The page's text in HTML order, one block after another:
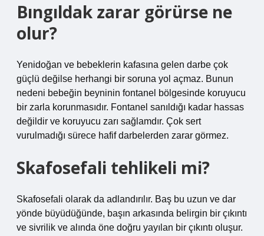
Bıngıldak zarar görürse ne
olur?
Yenidoğan ve bebeklerin kafasına gelen darbe çok
güçlü değilse herhangi bir soruna yol açmaz. Bunun
nedeni bebeğin beyninin fontanel bölgesinde koruyucu
bir zarla korunmasıdır. Fontanel sanıldığı kadar hassas
değildir ve koruyucu zarı sağlamdır. Çok sert
vurulmadığı sürece hafif darbelerden zarar görmez.
Skafosefali tehlikeli mi?
Skafosefali olarak da adlandırılır. Baş bu uzun ve dar
yönde büyüdüğünde, başın arkasında belirgin bir çıkıntı
ve sivrilik ve alında öne doğru yayılan bir çıkıntı oluşur.